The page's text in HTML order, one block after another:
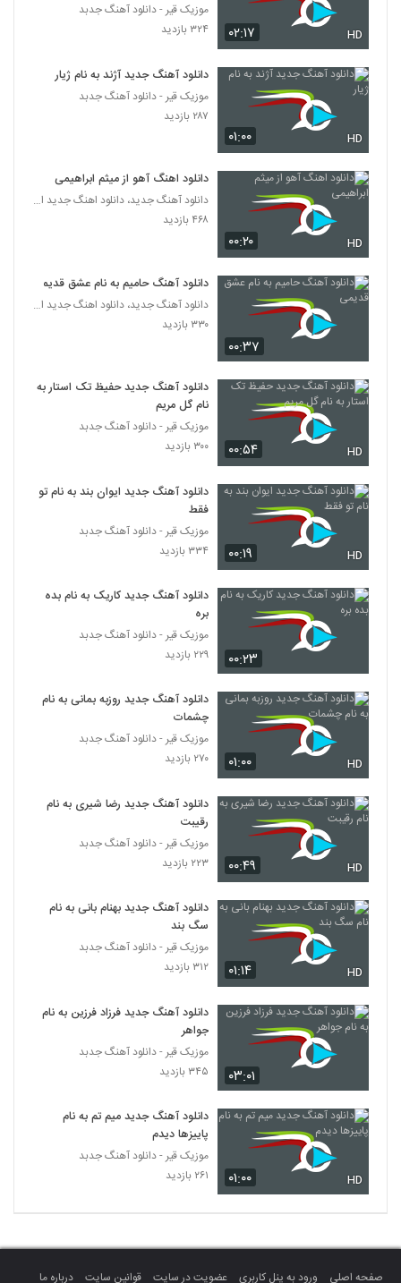
5277
Majid Soltani In Del
5278
موزیک زیبای پیاده رو از علی حنفی
۲۸۰ بازدید
اشکان کریم خانی آهنگ فاز غریب
5280
دانلود آهنگ دیجی سایرون از دیجی سایرون
دانلود آهنگ جدید و زیبای مجتبی آدیان با نام
من برات هلاکم
۲۴۷ بازدید
دانلود آهنگ جواد معینی همسفر (Javad
Moeini Hamsafar)
5283
موزیک زیبای دلتنگ از گروه گبه
۲۲۰ بازدید
5284
دانلود آهنگ علی کوچولو سکوت 1
۲۰۴ بازدید
دانلود آهنگ فرهاد معرفی معجزه
5286
۲۲۴ بازدید
علی سفلی آهنگ دیوونه
۲۹۷ بازدید
موریساکت آهنگ روانی
5289
Dobare
5290
موزیک زیبای رنگ چشمات (به همراه مهدی
آذر) از مهدی حسینی
دانلود آهنگ قبل تو از امیرحسین میرعلایی
5292
آهنگ رفت از عباس روستایی(پاپ)
۳۰۳ بازدید
دانلود آهنگ احمد خنجری دلتنگی
۲۸۴ بازدید
5294
دانلود آهنگ ساشا امین تک ستاره (Sasha
۲۴۹ بازدید
۰۲:۱۷ HD
موزیک قیر - دانلود آهنگ جدبد
۳۲۴ بازدید
۰۱:۰۰ HD
دانلود آهنگ جدید آژند به نام ژیار
موزیک قیر - دانلود آهنگ جدبد
۲۸۷ بازدید
۰۰:۲۰ HD
دانلود اهنگ آهو از میثم ابراهیمی
دانلود آهنگ جدید، دانلود اهنگ جدید ایرانی
۴۶۸ بازدید
۰۰:۳۷
دانلود آهنگ حامیم به نام عشق قدیمی
دانلود آهنگ جدید، دانلود اهنگ جدید ایرانی
۳۳۰ بازدید
۰۰:۵۴ HD
دانلود آهنگ جدید حفیظ تک استار به
نام گل مریم
موزیک قیر - دانلود آهنگ جدبد
۳۰۰ بازدید
۰۰:۱۹ HD
دانلود آهنگ جدید ایوان بند به نام تو
فقط
موزیک قیر - دانلود آهنگ جدبد
۳۳۴ بازدید
۰۰:۲۳
دانلود آهنگ جدید کاریک به نام بده
بره
موزیک قیر - دانلود آهنگ جدبد
۲۲۹ بازدید
۰۱:۰۰ HD
دانلود آهنگ جدید روزبه بمانی به نام
چشمات
موزیک قیر - دانلود آهنگ جدبد
۲۷۰ بازدید
۰۰:۴۹ HD
دانلود آهنگ جدید رضا شیری به نام
رقیبت
موزیک قیر - دانلود آهنگ جدبد
۲۲۳ بازدید
۰۱:۱۴ HD
دانلود آهنگ جدید بهنام بانی به نام
سگ بند
موزیک قیر - دانلود آهنگ جدبد
۳۱۲ بازدید
۰۳:۰۱
دانلود آهنگ جدید فرزاد فرزین به نام
جواهر
موزیک قیر - دانلود آهنگ جدبد
۳۴۵ بازدید
۰۱:۰۰ HD
دانلود آهنگ جدید میم تم به نام
پاییزها دیدم
موزیک قیر - دانلود آهنگ جدبد
۲۶۱ بازدید
صفحه اصلی ورود به پنل کاربری عضویت در سایت قوانین سایت درباره ما